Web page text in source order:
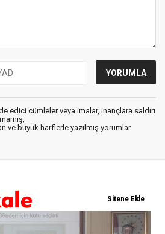
edici cümleler veya imalar, inançlara saldırı
ve büyük harflerle yazılmış yorumlar